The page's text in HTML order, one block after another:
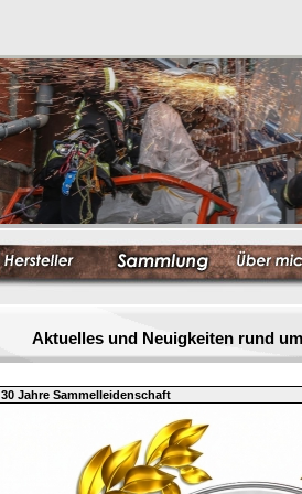
Aktuelles und Neuigkeiten rund
30 Jahre Sammelleidenschaft